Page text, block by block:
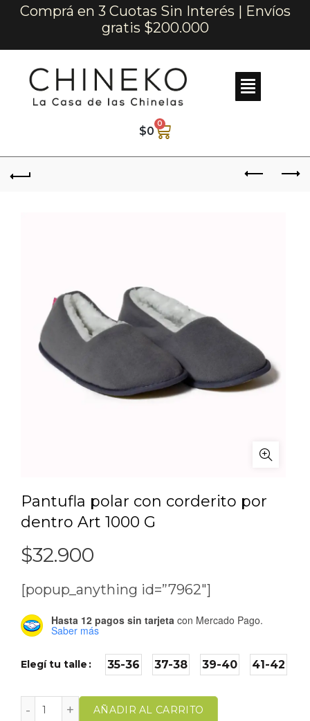
Comprá en 3 Cuotas Sin Interés | Envíos
gratis $200.000
$0
0
Pantufla polar con corderito por
dentro Art 1000 G
$32.900
[popup_anything id=”7962″]
Hasta 12 pagos sin tarjeta con Mercado Pago.
Saber más
Elegí tu talle 35-36 37-38 39-40 41-42
AÑADIR AL CARRITO